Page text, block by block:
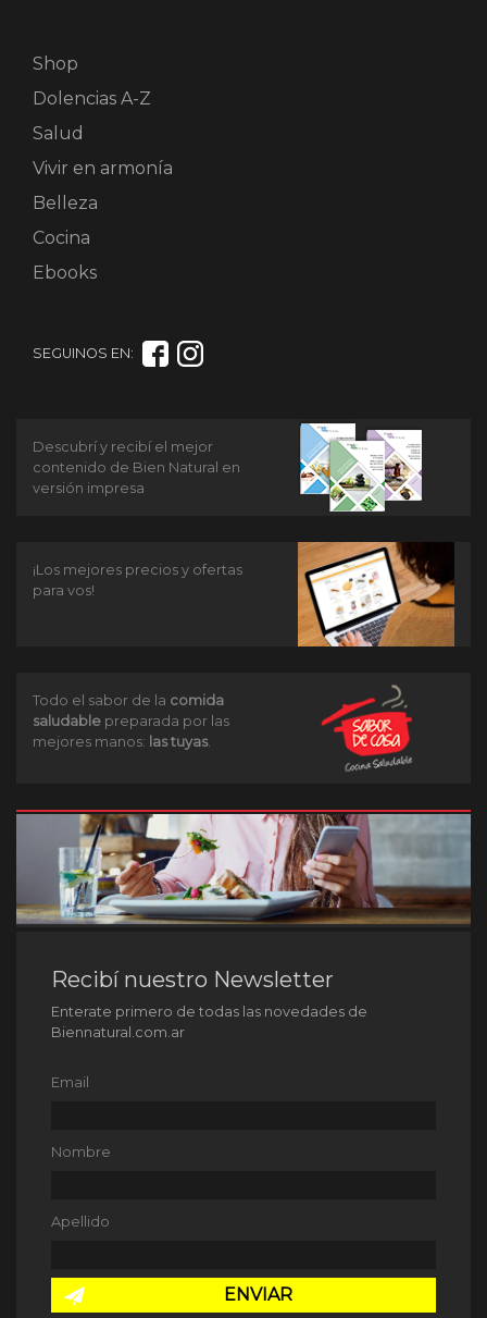
Shop
Dolencias A-Z
Salud
Vivir en armonía
Belleza
Cocina
Ebooks
SEGUINOS EN:
Descubrí y recibí el mejor
contenido de Bien Natural en
versión impresa
¡Los mejores precios y ofertas
para vos!
Todo el sabor de la comida
saludable preparada por las
mejores manos: las tuyas.
Recibí nuestro Newsletter
Enterate primero de todas las novedades de
Biennatural.com.ar
Email
Nombre
Apellido
ENVIAR